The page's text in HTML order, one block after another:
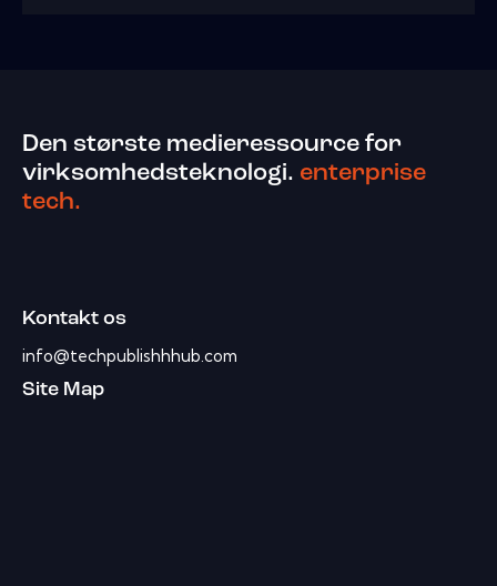
Den største medieressource for
virksomhedsteknologi. enterprise
tech.
Kontakt os
info@techpublishhhub.com
Site Map